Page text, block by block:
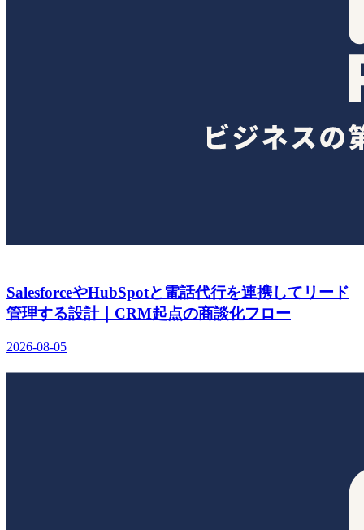
SalesforceやHubSpotと電話代行を連携してリード
管理する設計｜CRM起点の商談化フロー
2026-08-05